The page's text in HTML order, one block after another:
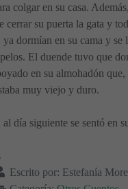
colgar en su casa.
cerrar su puerta la gata y
ya dormían en su cama y se
El duende tuvo que
en su almohadón
muy viejo y duro.
al día siguiente se sentó en
Escrito por: Estefanía